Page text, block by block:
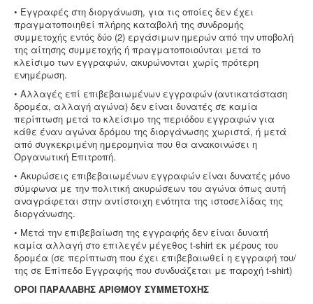
• Εγγραφές στη διοργάνωση, για τις οποίες δεν έχει
πραγματοποιηθεί πλήρης καταβολή της συνδρομής
συμμετοχής εντός δύο (2) εργάσιμων ημερών από την υποβολή
της αίτησης συμμετοχής ή πραγματοποιούνται μετά το
κλείσιμο των εγγραφών, ακυρώνονται χωρίς πρότερη
ενημέρωση.
• Αλλαγές επί επιβεβαιωμένων εγγραφών (αντικατάσταση
δρομέα, αλλαγή αγώνα) δεν είναι δυνατές σε καμία
περίπτωση μετά το κλείσιμο της περιόδου εγγραφών για
κάθε έναν αγώνα δρόμου της διοργάνωσης χωριστά, ή μετά
από συγκεκριμένη ημερομηνία που θα ανακοινώσει η
Οργανωτική Επιτροπή.
• Ακυρώσεις επιβεβαιωμένων εγγραφών είναι δυνατές μόνο
σύμφωνα με την πολιτική ακυρώσεων του αγώνα όπως αυτή
αναγράφεται στην αντίστοιχη ενότητα της ιστοσελίδας της
διοργάνωσης.
• Μετά την επιβεβαίωση της εγγραφής δεν είναι δυνατή
καμία αλλαγή στο επιλεγέν μέγεθος t-shirt εκ μέρους του
δρομέα (σε περίπτωση που έχει επιβεβαιωθεί η εγγραφή του/
της σε Επίπεδο Εγγραφής που συνδυάζεται με παροχή t-shirt)
ΟΡΟΙ ΠΑΡΑΛΑΒΗΣ ΑΡΙΘΜΟΥ ΣΥΜΜΕΤΟΧΗΣ